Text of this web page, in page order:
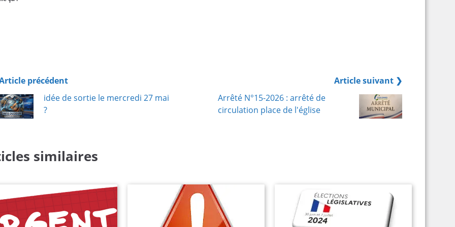
précédent
idée de sortie le mercredi 27 mai
?
Article suivant ❯
Arrêté N°15-2026 : arrêté de
circulation place de l'église
similaires